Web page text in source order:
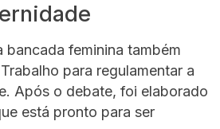
feminina também
para regulamentar a
Após o debate, foi elaborado
está pronto para ser